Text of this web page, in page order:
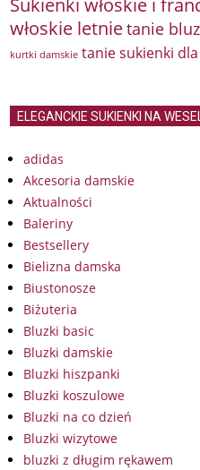
włoskie letnietanie
kurtki damskie tanie sukienki
ELEGANCKIE SUKIENKI NA
adidas
Akcesoria damskie
Aktualności
Baleriny
Bestsellery
Bielizna damska
Biustonosze
Biżuteria
Bluzki basic
Bluzki damskie
Bluzki hiszpanki
Bluzki koszulowe
Bluzki na co dzień
Bluzki wizytowe
bluzki z długim rękawem